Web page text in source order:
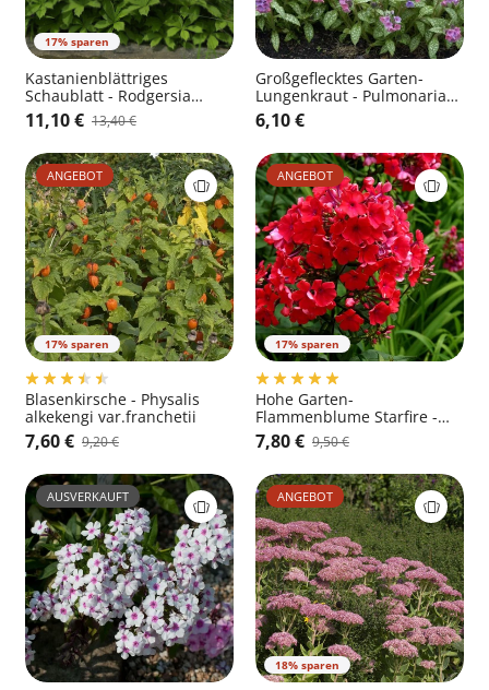
17% sparen
Kastanienblättriges
Schaublatt - Rodgersia
aesculifolia
11,10 € 13,40 €
Großgeflecktes Garten-
Lungenkraut - Pulmonaria
saccharata 'Mrs Moon'
6,10 €
17% sparen
ANGEBOT
Blasenkirsche - Physalis
alkekengi var.franchetii
7,60 € 9,20 €
17% sparen
ANGEBOT
Hohe Garten-
Flammenblume Starfire -
Phlox paniculata 'Starfire'
7,80 € 9,50 €
AUSVERKAUFT
18% sparen
ANGEBOT